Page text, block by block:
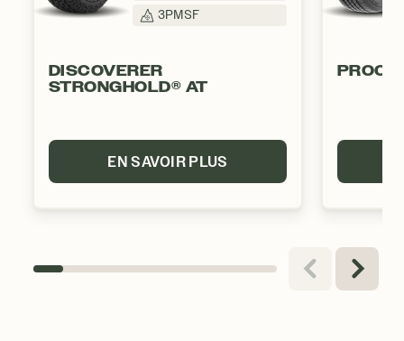
3PMSF
DISCOVERER
STRONGHOLD® AT
EN SAVOIR PLUS